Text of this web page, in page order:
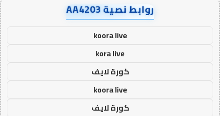
روابط نصية AA4203
koora live
kora live
كورة لايف
koora live
كورة لايف